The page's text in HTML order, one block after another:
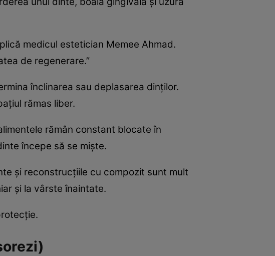
medicul estetician Memee Ahmad.
de regenerare.”
înclinarea sau deplasarea dinților.
rămas liber.
rămân constant blocate în
începe să se miște.
și reconstrucțiile cu compozit sunt mult
și la vârste înaintate.